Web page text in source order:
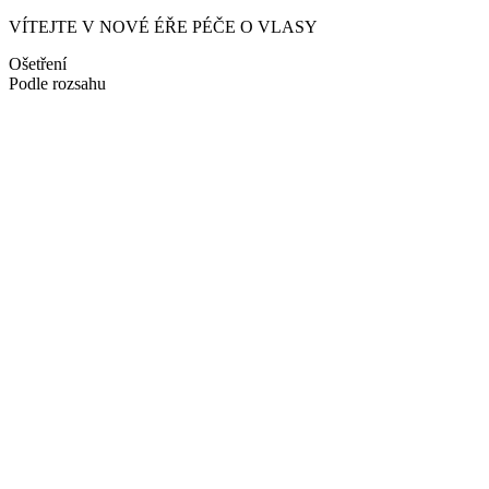
VÍTEJTE V NOVÉ ÉŘE PÉČE O VLASY
Ošetření
Podle rozsahu